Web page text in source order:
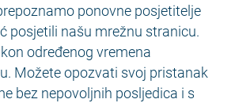
ponovne posjetitelje
posjetili našu mrežnu stranicu.
određenog vremena
Možete opozvati svoj pristanak
bez nepovoljnih posljedica i s